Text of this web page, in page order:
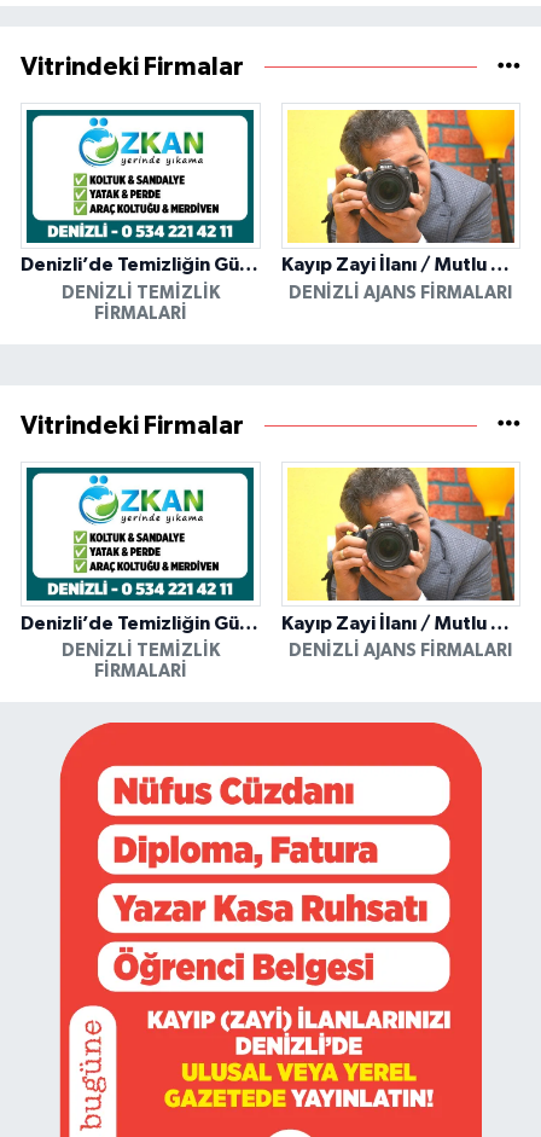
Vitrindeki Firmalar
Denizli’de Temizliğin Güvenilir Adresi: Özkan Yerinde Yıkama
DENIZLI TEMIZLIK
FIRMALARI
Kayıp Zayi İlanı / Mutlu Ajans / Denizli
DENIZLI AJANS FIRMALARI
Vitrindeki Firmalar
Denizli’de Temizliğin Güvenilir Adresi: Özkan Yerinde Yıkama
DENIZLI TEMIZLIK
FIRMALARI
Kayıp Zayi İlanı / Mutlu Ajans / Denizli
DENIZLI AJANS FIRMALARI